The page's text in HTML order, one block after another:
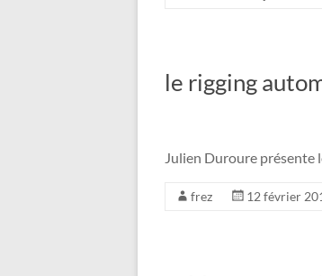
le rigging
Julien Duroure présente
frez 12 février